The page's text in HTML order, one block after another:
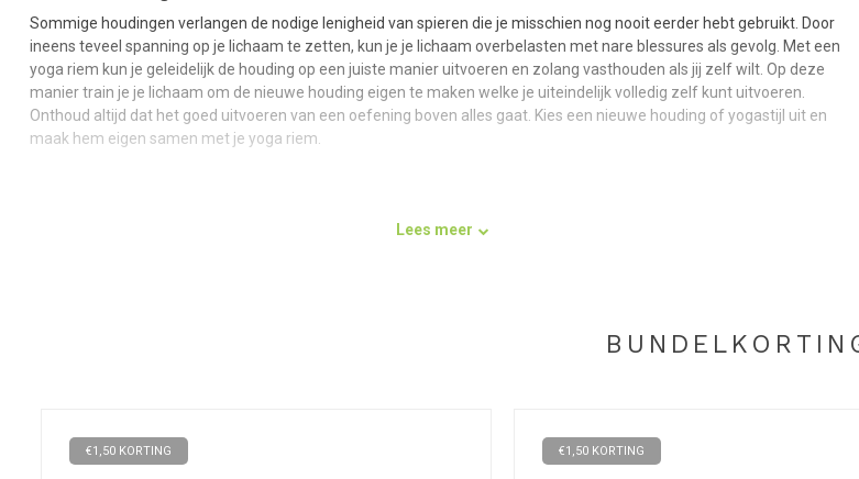
Sommige houdingen verlangen de nodige lenigheid van spieren die je misschien nog nooit eerder hebt gebruikt. Door
ineens teveel spanning op je lichaam te zetten, kun je je lichaam overbelasten met nare blessures als gevolg. Met een
yoga riem kun je geleidelijk de houding op een juiste manier uitvoeren en zolang vasthouden als jij zelf wilt. Op deze
manier train je je lichaam om de nieuwe houding eigen te maken welke je uiteindelijk volledig zelf kunt uitvoeren.
Onthoud altijd dat het goed uitvoeren van een oefening boven alles gaat. Kies een nieuwe houding of yogastijl uit en
maak hem eigen samen met je yoga riem.
metalen D-ring. De kwaliteit van producten staat voorop waarbij een eerlijke manier van produceren én een fijne prijs
voor iedereen niet minder belangrijk zijn.
Lees meer
€1,50 KORTING €1,50 KORTING